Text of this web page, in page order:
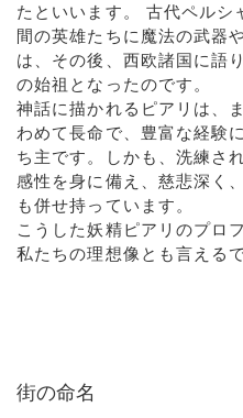
たといいます。 古代ペルシ
間の英雄たちに魔法の武器
は、その後、西欧諸国に語
の始祖となったのです。
神話に描かれるピアリは、
わめて長命で、豊富な経験
ち主です。しかも、洗練さ
感性を身に備え、慈悲深く
も併せ持っています。
こうした妖精ピアリのプロ
私たちの理想像とも言える
街の命名